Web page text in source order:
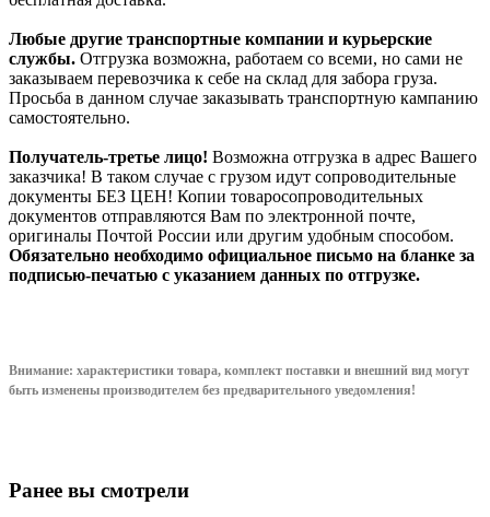
Любые другие транспортные компании и курьерские
службы. Отгрузка возможна, работаем со всеми, но сами не
заказываем перевозчика к себе на склад для забора груза.
Просьба в данном случае заказывать транспортную кампанию
самостоятельно.
Получатель-третье лицо! Возможна отгрузка в адрес Вашего
заказчика! В таком случае с грузом идут сопроводительные
документы БЕЗ ЦЕН! Копии товаросопроводительных
документов отправляются Вам по электронной почте,
оригиналы Почтой России или другим удобным способом.
Обязательно необходимо официальное письмо на бланке за
подписью-печатью с указанием данных по отгрузке.
Внимание: характеристики товара, комплект поставки и внешний вид могут
быть изменены производителем без предварительного уведомления!
Ранее вы смотрели